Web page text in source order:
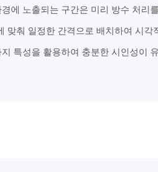
에 노출되는 구간은 미리 방수 처리
맞춰 일정한 간격으로 배치하여 시각
특성을 활용하여 충분한 시인성이